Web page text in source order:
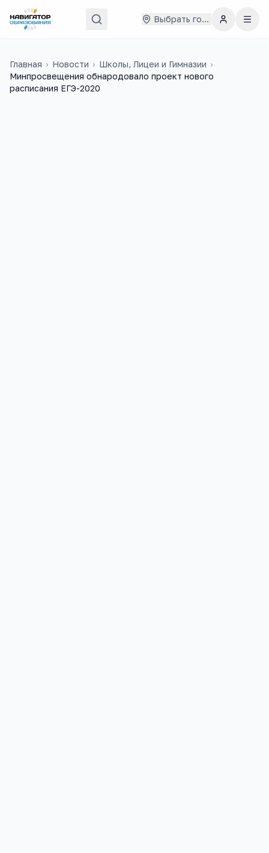
Выбрать город
Главная › Новости › Школы, Лицеи и Гимназии ›
Минпросвещения обнародовало проект нового
расписания ЕГЭ-2020